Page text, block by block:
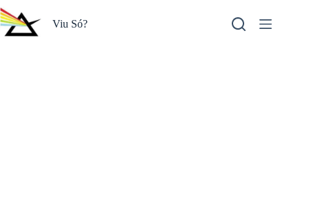
Pular
para
o
Viu Só?